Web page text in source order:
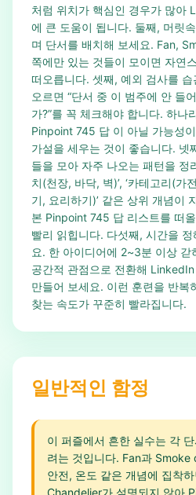
처럼 위치가 핵심인 경우가 많아
에 큰 도움이 됩니다. 둘째, 머릿
며 단서를 배치해 보세요. Fan,
쪽에만 있는 것들이 모이면 자연
떠오릅니다. 셋째, 예외 검사를
오르면 “단서 중 이 범주에 안 들
가?”를 꼭 체크해야 합니다. 하나
Pinpoint 745 답 이 아닐 가능성
가설을 세우는 것이 좋습니다.
들을 모아 자주 나오는 패턴을 정
치(천장, 바닥, 벽)’, ‘카테고리(가
기, 요리하기)’ 같은 상위 개념이
본 Pinpoint 745 답 리스트를 떠
빨리 읽힙니다. 다섯째, 시간을
요. 한 아이디어에 2~3분 이상 갇
공간적 관점으로 전환해
만들어 보세요. 이런 훈련을 반복
찾는 속도가 꾸준히 빨라집니다.
일반적인 함정
이 퍼즐에서 흔한 실수는 각 단
려는 것입니다. Fan과
안전, 온도 같은 개념에 집착
Chandelier가 설명되지 않아